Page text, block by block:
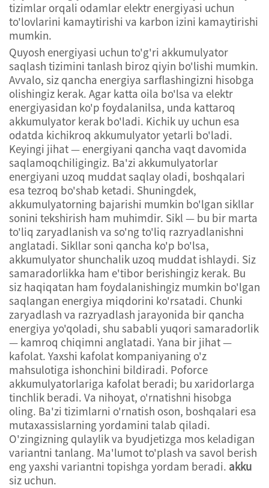
tizimlar orqali odamlar elektr energiyasi uchun
to'lovlarini kamaytirishi va karbon izini kamaytirishi
mumkin.
Quyosh energiyasi uchun to'g'ri akkumulyator
saqlash tizimini tanlash biroz qiyin bo'lishi mumkin.
Avvalo, siz qancha energiya sarflashingizni hisobga
olishingiz kerak. Agar katta oila bo'lsa va elektr
energiyasidan ko'p foydalanilsa, unda kattaroq
akkumulyator kerak bo'ladi. Kichik uy uchun esa
odatda kichikroq akkumulyator yetarli bo'ladi.
Keyingi jihat — energiyani qancha vaqt davomida
saqlamoqchiligingiz. Ba'zi akkumulyatorlar
energiyani uzoq muddat saqlay oladi, boshqalari
esa tezroq bo'shab ketadi. Shuningdek,
akkumulyatorning bajarishi mumkin bo'lgan sikllar
sonini tekshirish ham muhimdir. Sikl — bu bir marta
to'liq zaryadlanish va so'ng to'liq razryadlanishni
anglatadi. Sikllar soni qancha ko'p bo'lsa,
akkumulyator shunchalik uzoq muddat ishlaydi. Siz
samaradorlikka ham e'tibor berishingiz kerak. Bu
siz haqiqatan ham foydalanishingiz mumkin bo'lgan
saqlangan energiya miqdorini ko'rsatadi. Chunki
zaryadlash va razryadlash jarayonida bir qancha
energiya yo'qoladi, shu sababli yuqori samaradorlik
— kamroq chiqimni anglatadi. Yana bir jihat —
kafolat. Yaxshi kafolat kompaniyaning o'z
mahsulotiga ishonchini bildiradi. Poforce
akkumulyatorlariga kafolat beradi; bu xaridorlarga
tinchlik beradi. Va nihoyat, o'rnatishni hisobga
oling. Ba'zi tizimlarni o'rnatish oson, boshqalari esa
mutaxassislarning yordamini talab qiladi.
O'zingizning qulaylik va byudjetizga mos keladigan
variantni tanlang. Ma'lumot to'plash va savol berish
eng yaxshi variantni topishga yordam beradi. akku
siz uchun.